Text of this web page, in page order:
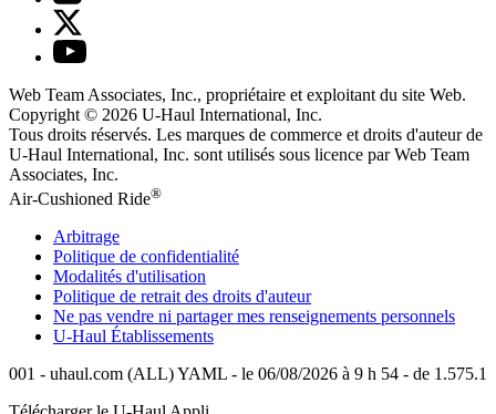
Web Team Associates, Inc., propriétaire et exploitant du site Web.
Copyright © 2026 U-Haul International, Inc.
Tous droits réservés. Les marques de commerce et droits d'auteur de
U-Haul International, Inc. sont utilisés sous licence par Web Team
Associates, Inc.
Air-Cushioned Ride®
Arbitrage
Politique de confidentialité
Modalités d'utilisation
Politique de retrait des droits d'auteur
Ne pas vendre ni partager mes renseignements personnels
U-Haul Établissements
001 - uhaul.com (ALL) YAML - le 06/08/2026 à 9 h 54 - de 1.575.1